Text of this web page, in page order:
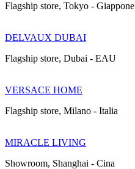
Flagship store, Tokyo - Giappone
DELVAUX DUBAI
Flagship store, Dubai - EAU
VERSACE HOME
Flagship store, Milano - Italia
MIRACLE LIVING
Showroom, Shanghai - Cina